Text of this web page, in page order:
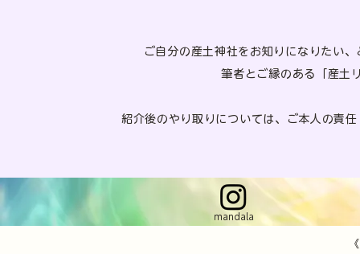
ご自分の産土神社をお知りになりたい
筆者とご縁のある「産土
紹介後のやり取りについては、ご本人の責
mandala